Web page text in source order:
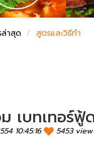
าสุด สูตรและวิธีทำ
เบทเทอร์ฟู้
10:45:16 5453 view